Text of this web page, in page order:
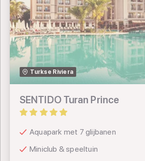
Turkse Riviera
SENTIDO Turan Prince
Aquapark met 7 glijbanen
Miniclub & speeltuin